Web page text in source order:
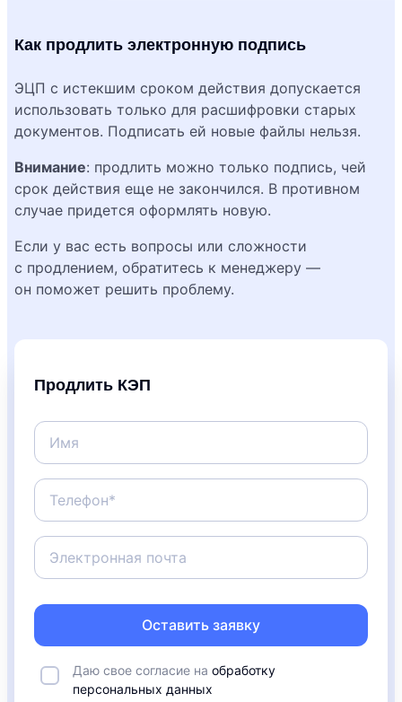
Как продлить электронную подпись
ЭЦП с истекшим сроком действия допускается
использовать только для расшифровки старых
документов. Подписать ей новые файлы нельзя.
Внимание: продлить можно только подпись, чей
срок действия еще не закончился. В противном
случае придется оформлять новую.
Если у вас есть вопросы или сложности
с продлением, обратитесь к менеджеру —
он поможет решить проблему.
Продлить КЭП
Оставить заявку
Даю свое согласие на обработку
персональных данных